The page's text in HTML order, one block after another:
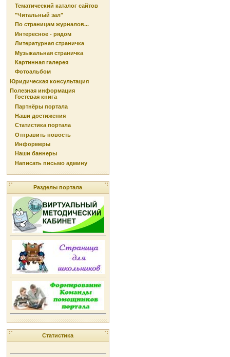
Тематический каталог сайтов
"Читальный зал"
По страницам журналов...
Интересное - рядом
Литературная страничка
Музыкальная страничка
Картинная галерея
Фотоальбом
Юридическая консультация
Полезная информация
Гостевая книга
Партнёры портала
Наши достижения
Статистика портала
Отправить новость
Информеры
Наши баннеры
Написать письмо админу
Разделы портала
Статистика